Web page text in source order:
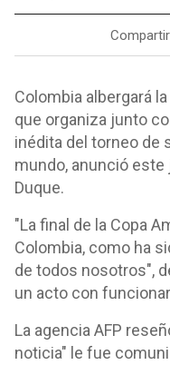
Colombia albergará
que organiza junto
inédita del torneo de
mundo, anunció
Duque.
"La final de la Copa
Colombia, como ha
de todos nosotros",
un acto con
La agencia AFP
noticia" le fue